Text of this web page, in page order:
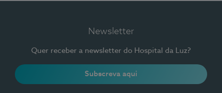
Newsletter
Quer receber a newsletter do Hospital da Luz?
Subscreva aqui